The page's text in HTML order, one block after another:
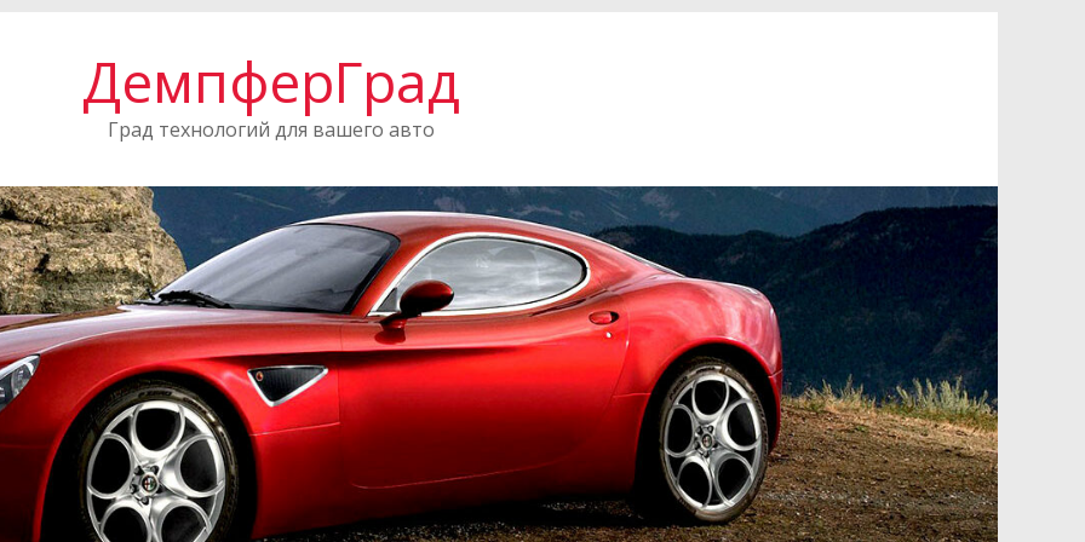
ДемпферГрад
Град технологий для вашего авто